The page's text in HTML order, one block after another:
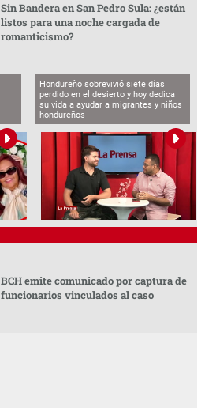
Sin Bandera en San Pedro Sula: ¿están
listos para una noche cargada de
romanticismo?
Hondureño sobrevivió siete días
perdido en el desierto y hoy dedica
su vida a ayudar a migrantes y niños
hondureños
BCH emite comunicado por captura de
funcionarios vinculados al caso